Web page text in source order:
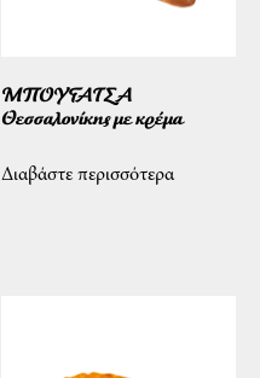
ΜΠΟΥΓΑΤΣΑ
Θεσσαλονίκης με κρέμα
Διαβάστε περισσότερα